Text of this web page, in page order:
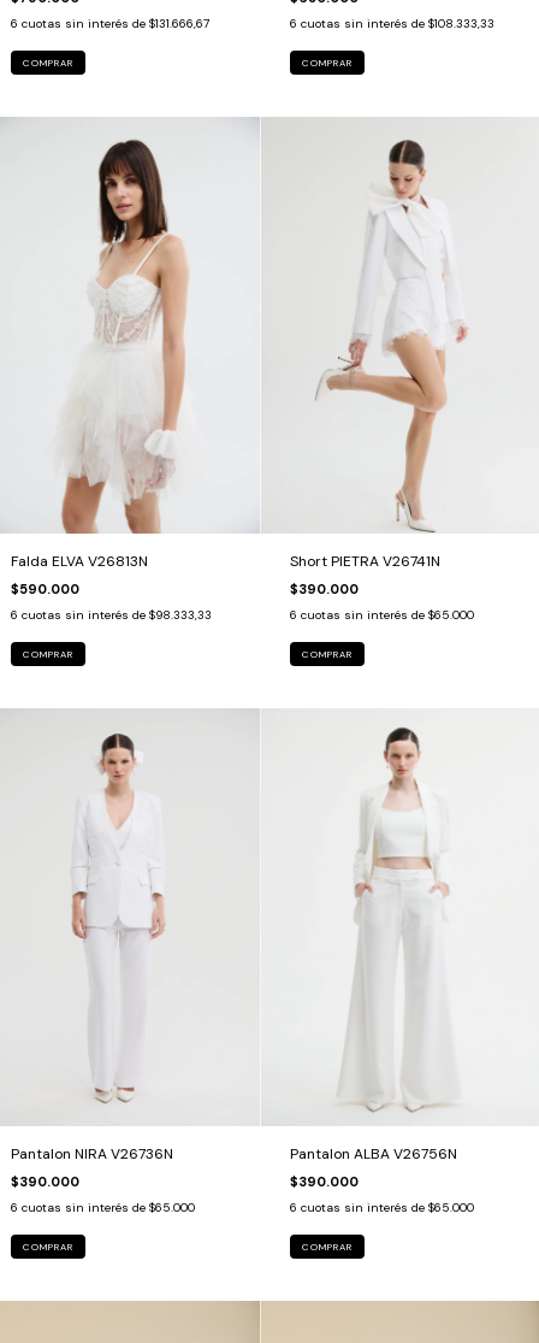
6 cuotas sin interés de $131.666,67
COMPRAR
6 cuotas sin interés de $108.333,33
COMPRAR
Falda ELVA V26813N
$590.000
6 cuotas sin interés de $98.333,33
COMPRAR
Short PIETRA V26741N
$390.000
6 cuotas sin interés de $65.000
COMPRAR
Pantalon NIRA V26736N
$390.000
6 cuotas sin interés de $65.000
COMPRAR
Pantalon ALBA V26756N
$390.000
6 cuotas sin interés de $65.000
COMPRAR